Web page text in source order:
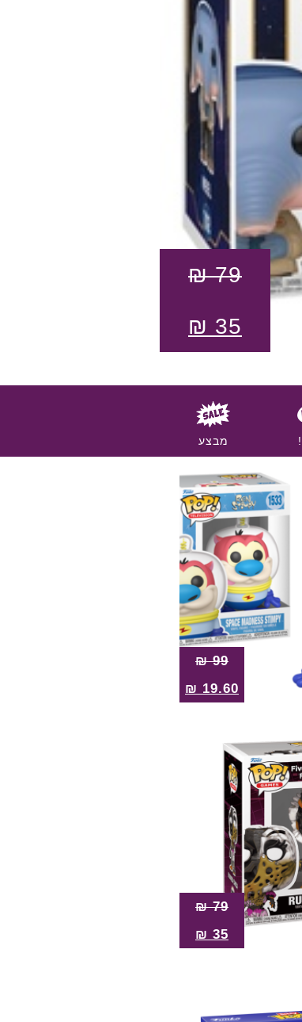
79
₪
35
₪
מבצע
99
₪
19.60
₪
79
₪
35
₪